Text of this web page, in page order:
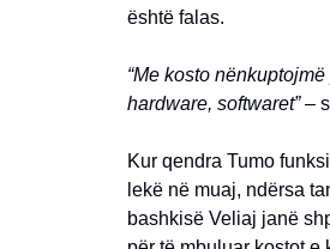
është falas.
“Me kosto
hardware, softwaret” –
Kur qendra Tumo
lekë në muaj, ndërsa
bashkisë Veliaj janë